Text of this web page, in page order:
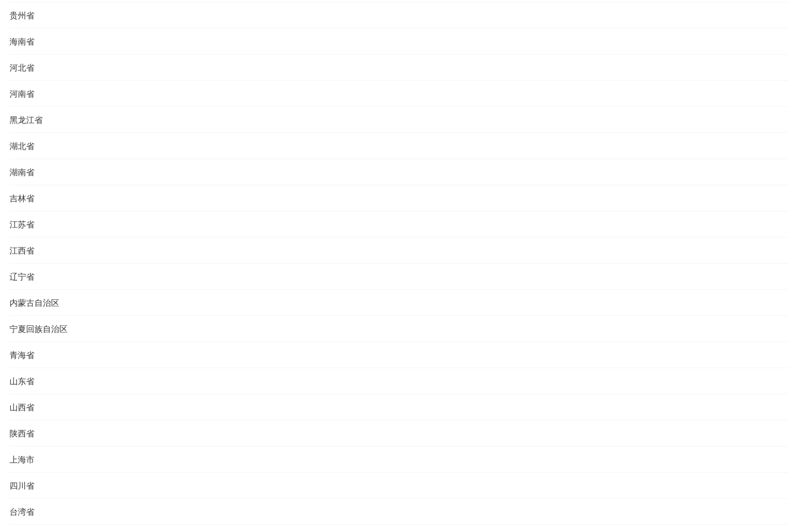
贵州省
海南省
河北省
河南省
黑龙江省
湖北省
湖南省
吉林省
江苏省
江西省
辽宁省
内蒙古自治区
宁夏回族自治区
青海省
山东省
山西省
陕西省
上海市
四川省
台湾省